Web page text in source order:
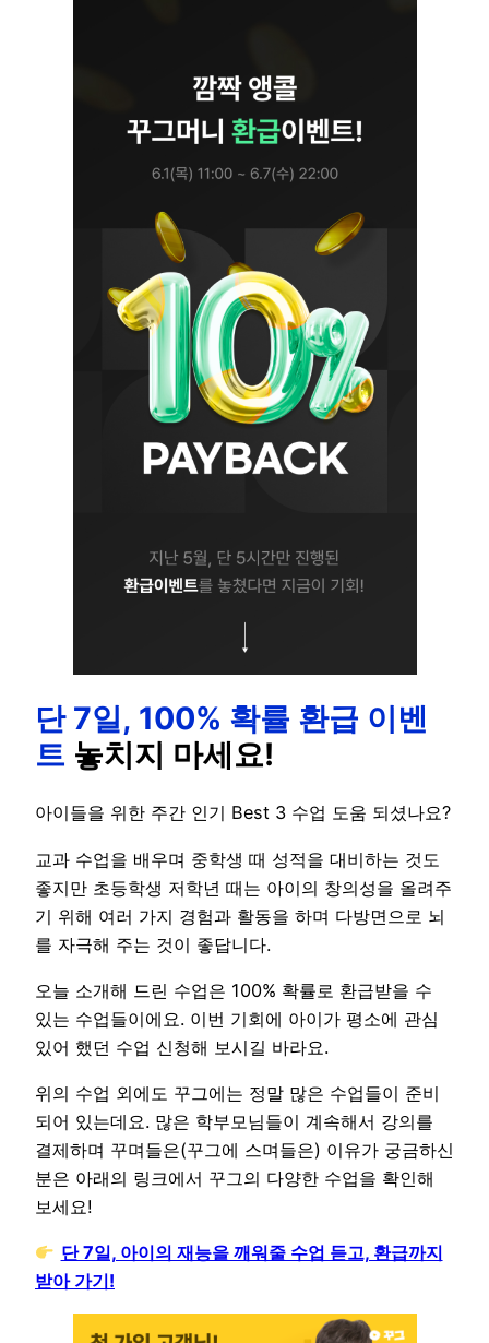
단 7일, 100% 확률 환급 이벤
트 놓치지 마세요!
아이들을 위한 주간 인기 Best 3 수업 도움 되셨나요?
교과 수업을 배우며 중학생 때 성적을 대비하는 것도
좋지만 초등학생 저학년 때는 아이의 창의성을 올려주
기 위해 여러 가지 경험과 활동을 하며 다방면으로 뇌
를 자극해 주는 것이 좋답니다.
오늘 소개해 드린 수업은 100% 확률로 환급받을 수
있는 수업들이에요. 이번 기회에 아이가 평소에 관심
있어 했던 수업 신청해 보시길 바라요.
위의 수업 외에도 꾸그에는 정말 많은 수업들이 준비
되어 있는데요. 많은 학부모님들이 계속해서 강의를
결제하며 꾸며들은(꾸그에 스며들은) 이유가 궁금하신
분은 아래의 링크에서 꾸그의 다양한 수업을 확인해
보세요!
단 7일, 아이의 재능을 깨워줄 수업 듣고, 환급까지
받아 가기!